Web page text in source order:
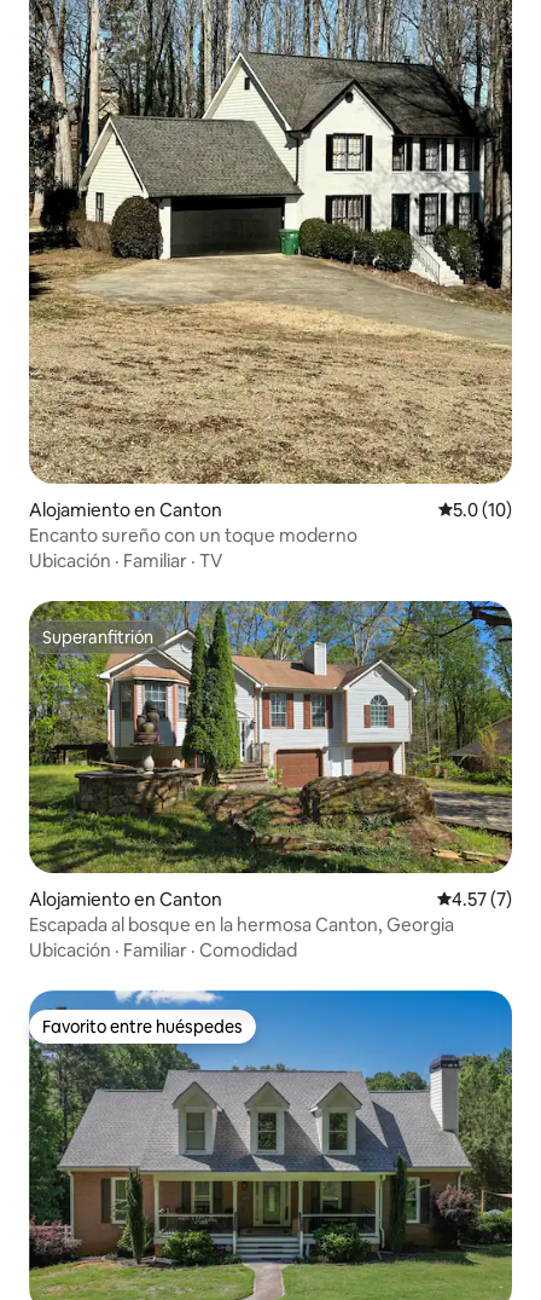
Alojamiento en Canton Calificación
5.0 (10)
Encanto sureño con un toque moderno
Ubicación · Familiar · TV
Superanfitrión
Superanfitrión
Alojamiento en Canton Calificación
4.57 (7)
Escapada al bosque en la hermosa Canton, Georgia
Ubicación · Familiar · Comodidad
Favorito entre huéspedes
Favorito entre huéspedes